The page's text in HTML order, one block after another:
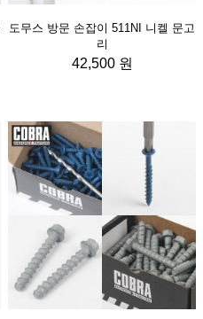
도무스 방문 손잡이 511NI 니켈 문고
리
42,500 원